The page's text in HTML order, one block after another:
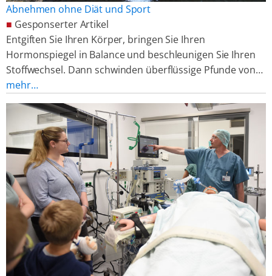
Abnehmen ohne Diät und Sport
■ Gesponserter Artikel
Entgiften Sie Ihren Körper, bringen Sie Ihren
Hormonspiegel in Balance und beschleunigen Sie Ihren
Stoffwechsel. Dann schwinden überflüssige Pfunde von…
mehr…